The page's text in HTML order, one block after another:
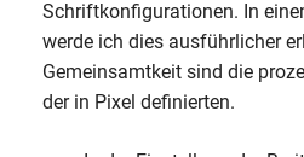
Schriftkonfigurationen. In
werde ich dies ausführlicher
Gemeinsamtkeit sind die
der in Pixel definierten.